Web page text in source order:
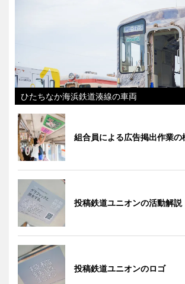
ひたちなか海浜鉄道湊線の車両
組合員による広告掲出作業の
投稿鉄道ユニオンの活動解説
投稿鉄道ユニオンのロゴ